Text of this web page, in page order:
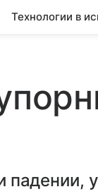
Технологии в
падении,